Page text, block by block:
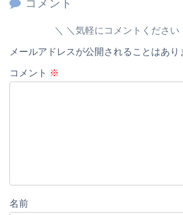
コメント
＼気軽にコメントください
メールアドレスが公開されることはあり
コメント ※
名前